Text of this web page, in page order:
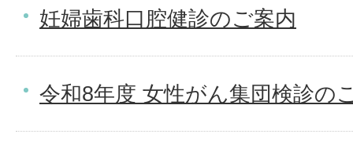
妊婦歯科口腔健診のご案内
令和8年度 女性がん集団検診の